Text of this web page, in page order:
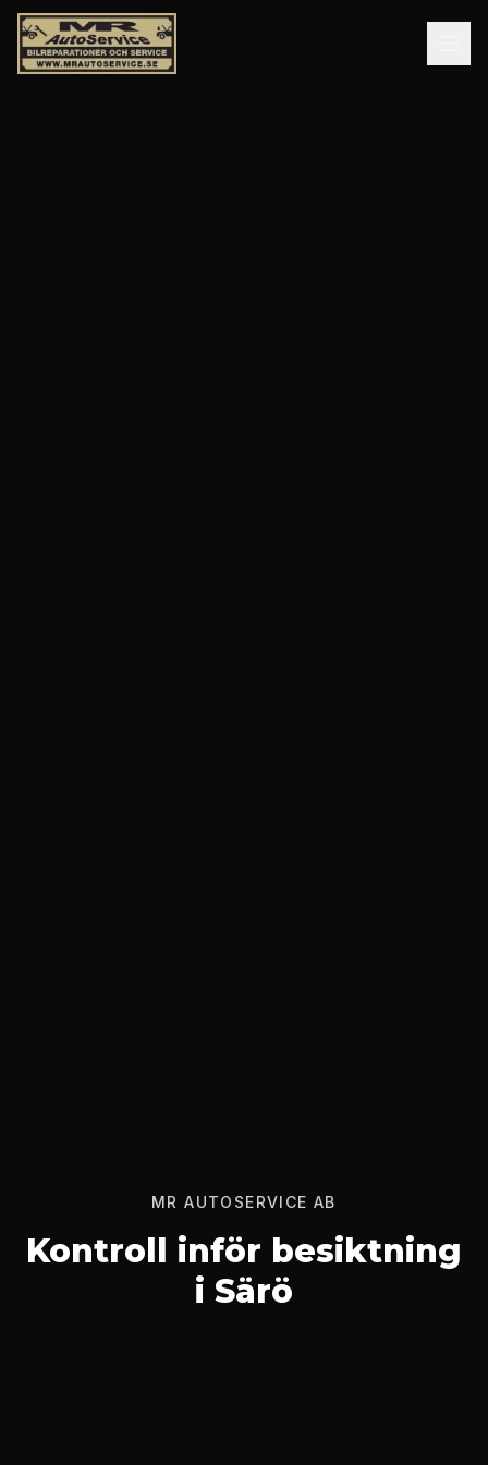
MR AUTOSERVICE AB
Kontroll inför besiktning
i Särö